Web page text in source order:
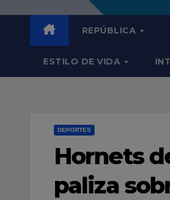
REPÚBLICA
ESTILO DE VIDA
DEPORTES
Hornets
paliza